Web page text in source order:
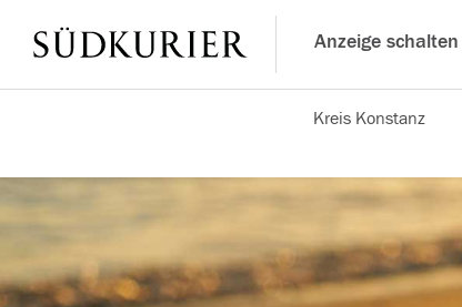
Anzeige schalten
Kreis Konstanz